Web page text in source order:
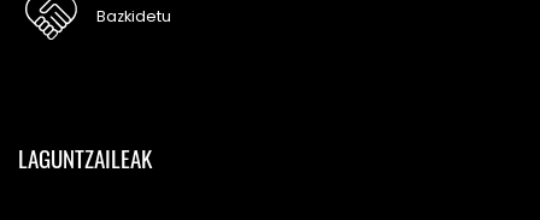
Bazkidetu
LAGUNTZAILEAK